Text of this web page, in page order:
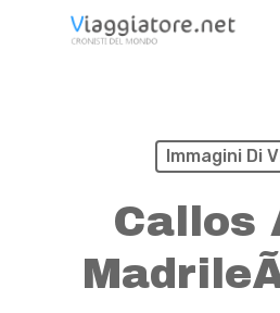
Immagini Di
Callos